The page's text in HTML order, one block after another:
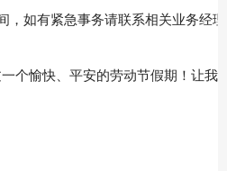
，如有紧急事务请联系相关业务经
愉快、平安的劳动节假期！让我